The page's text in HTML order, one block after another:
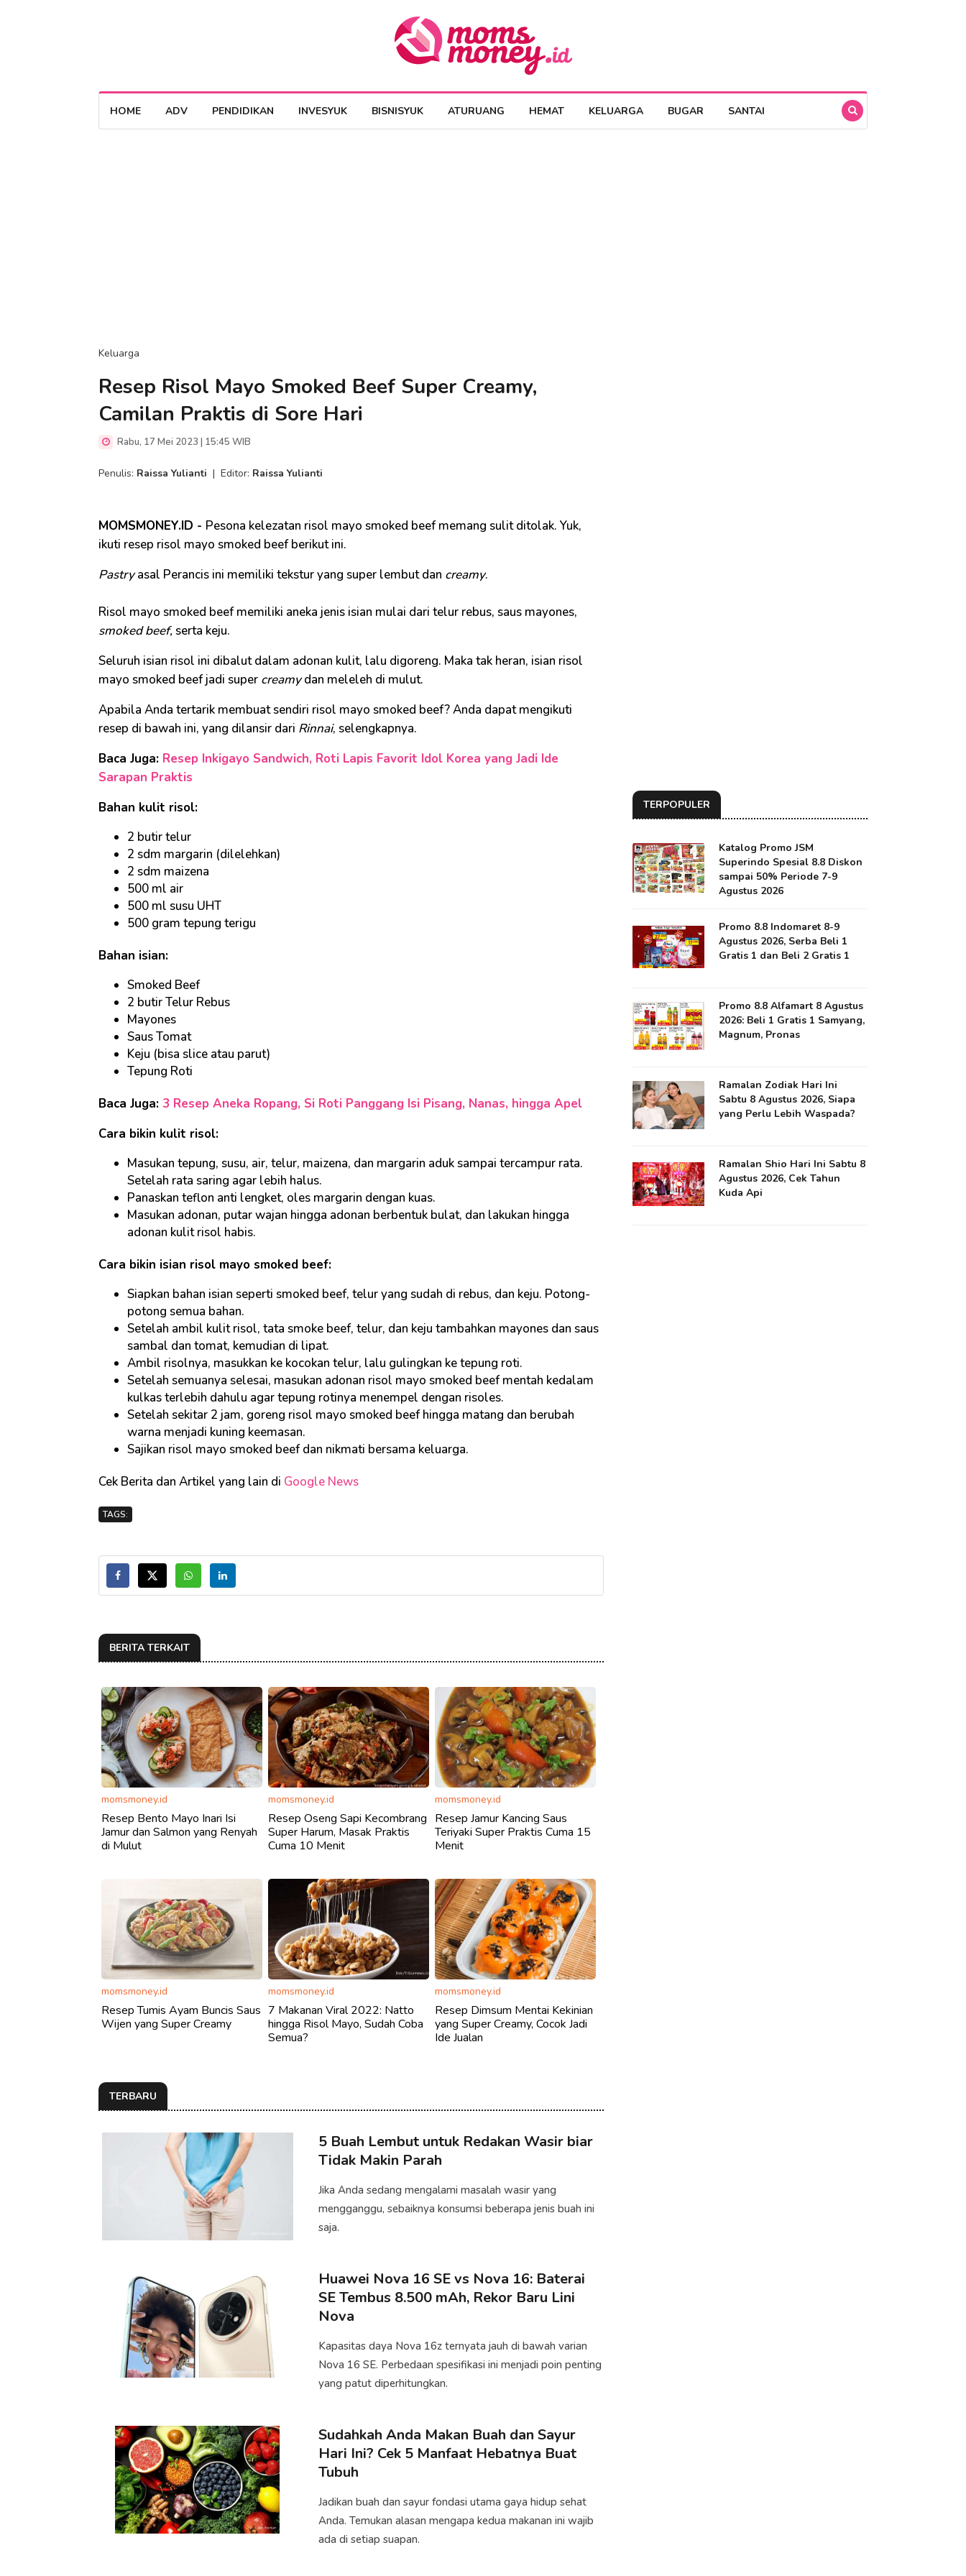
HOME ADV PENDIDIKAN INVESYUK BISNISYUK ATURUANG HEMAT KELUARGA BUGAR SANTAI
Keluarga
Resep Risol Mayo Smoked Beef Super Creamy,
Camilan Praktis di Sore Hari
Rabu, 17 Mei 2023 | 15:45 WIB
Penulis: Raissa Yulianti | Editor: Raissa Yulianti
MOMSMONEY.ID - Pesona kelezatan risol mayo smoked beef memang sulit ditolak. Yuk,
ikuti resep risol mayo smoked beef berikut ini.
Pastryasal Perancis ini memiliki tekstur yang super lembut dan creamy.
Risol mayo smoked beef memiliki aneka jenis isian mulai dari telur rebus, saus mayones,
smoked beef,serta keju.
Seluruh isian risol ini dibalut dalam adonan kulit, lalu digoreng. Maka tak heran, isian risol
mayo smoked beef jadi super creamydan meleleh di mulut.
Apabila Anda tertarik membuat sendiri risol mayo smoked beef? Anda dapat mengikuti
resep di bawah ini, yang dilansir dari Rinnai, selengkapnya.
Baca Juga: Resep Inkigayo Sandwich, Roti Lapis Favorit Idol Korea yang Jadi Ide
Sarapan Praktis
Bahan kulit risol:
2 butir telur
2 sdm margarin (dilelehkan)
2 sdm maizena
500 ml air
500 ml susu UHT
500 gram tepung terigu
Bahan isian:
Smoked Beef
2 butir Telur Rebus
Mayones
Saus Tomat
Keju (bisa slice atau parut)
Tepung Roti
Baca Juga: 3 Resep Aneka Ropang, Si Roti Panggang Isi Pisang, Nanas, hingga Apel
Cara bikin kulit risol:
Masukan tepung, susu, air, telur, maizena, dan margarin aduk sampai tercampur rata.
Setelah rata saring agar lebih halus.
Panaskan teflon anti lengket, oles margarin dengan kuas.
Masukan adonan, putar wajan hingga adonan berbentuk bulat, dan lakukan hingga
adonan kulit risol habis.
Cara bikin isian risol mayo smoked beef:
Siapkan bahan isian seperti smoked beef, telur yang sudah di rebus, dan keju. Potong-
potong semua bahan.
Setelah ambil kulit risol, tata smoke beef, telur, dan keju tambahkan mayones dan saus
sambal dan tomat, kemudian di lipat.
Ambil risolnya, masukkan ke kocokan telur, lalu gulingkan ke tepung roti.
Setelah semuanya selesai, masukan adonan risol mayo smoked beef mentah kedalam
kulkas terlebih dahulu agar tepung rotinya menempel dengan risoles.
Setelah sekitar 2 jam, goreng risol mayo smoked beef hingga matang dan berubah
warna menjadi kuning keemasan.
Sajikan risol mayo smoked beef dan nikmati bersama keluarga.
Cek Berita dan Artikel yang lain di Google News
TAGS:
BERITA TERKAIT
momsmoney.id
Resep Bento Mayo Inari Isi
Jamur dan Salmon yang Renyah
di Mulut
momsmoney.id
Resep Oseng Sapi Kecombrang
Super Harum, Masak Praktis
Cuma 10 Menit
momsmoney.id
Resep Jamur Kancing Saus
Teriyaki Super Praktis Cuma 15
Menit
momsmoney.id
Resep Tumis Ayam Buncis Saus
Wijen yang Super Creamy
momsmoney.id
7 Makanan Viral 2022: Natto
hingga Risol Mayo, Sudah Coba
Semua?
momsmoney.id
Resep Dimsum Mentai Kekinian
yang Super Creamy, Cocok Jadi
Ide Jualan
TERBARU
5 Buah Lembut untuk Redakan Wasir biar
Tidak Makin Parah
Jika Anda sedang mengalami masalah wasir yang
mengganggu, sebaiknya konsumsi beberapa jenis buah ini
saja.​
Huawei Nova 16 SE vs Nova 16: Baterai
SE Tembus 8.500 mAh, Rekor Baru Lini
Nova
Kapasitas daya Nova 16z ternyata jauh di bawah varian
Nova 16 SE. Perbedaan spesifikasi ini menjadi poin penting
yang patut diperhitungkan.
Sudahkah Anda Makan Buah dan Sayur
Hari Ini? Cek 5 Manfaat Hebatnya Buat
Tubuh
Jadikan buah dan sayur fondasi utama gaya hidup sehat
Anda. Temukan alasan mengapa kedua makanan ini wajib
ada di setiap suapan.
TERPOPULER
Katalog Promo JSM
Superindo Spesial 8.8 Diskon
sampai 50% Periode 7-9
Agustus 2026
Promo 8.8 Indomaret 8-9
Agustus 2026, Serba Beli 1
Gratis 1 dan Beli 2 Gratis 1
Promo 8.8 Alfamart 8 Agustus
2026: Beli 1 Gratis 1 Samyang,
Magnum, Pronas
Ramalan Zodiak Hari Ini
Sabtu 8 Agustus 2026, Siapa
yang Perlu Lebih Waspada?
Ramalan Shio Hari Ini Sabtu 8
Agustus 2026, Cek Tahun
Kuda Api